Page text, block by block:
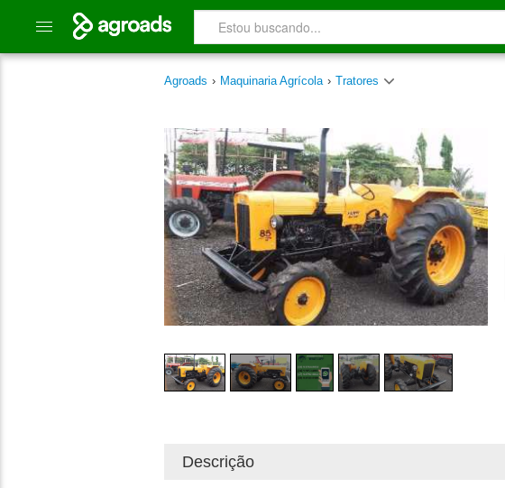
Agroads › Maquinaria Agrícola › Tratores
Descrição